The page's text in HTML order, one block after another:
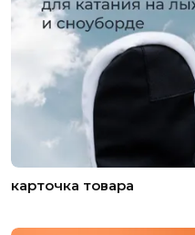
карточка товара